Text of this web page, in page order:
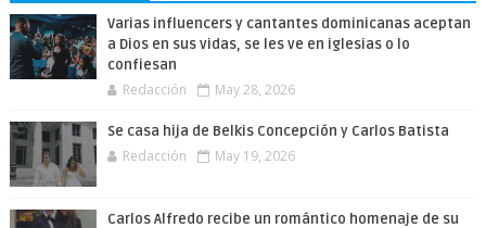
Varias influencers y cantantes dominicanas aceptan
a Dios en sus vidas, se les ve en iglesias o lo
confiesan
Redacción May 28, 2026
Se casa hija de Belkis Concepción y Carlos Batista
Redacción May 19, 2026
Carlos Alfredo recibe un romántico homenaje de su